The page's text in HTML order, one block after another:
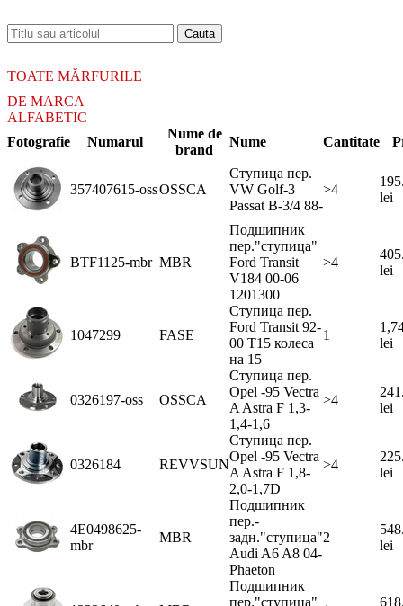
TOATE MĂRFURILE
DE MARCA
ALFABETIC
Fotografie
Numarul
Nume de
brand
Nume Cantitate
357407615-ossOSSCA
Ступица пер.
VW Golf-3
Passat В-3/4 88-
>4
lei
BTF1125-mbr MBR
Подшипник
пер."ступица"
Ford Transit
V184 00-06
1201300
>4
lei
1047299 FASE
Ступица пер.
Ford Transit 92-
00 T15 колеса
на 15
1
lei
0326197-oss OSSCA
Ступица пер.
Opel -95 Vectra
A Astra F 1,3-
1,4-1,6
>4
lei
0326184 REVVSUN
Ступица пер.
Opel -95 Vectra
A Astra F 1,8-
2,0-1,7D
>4
lei
4E0498625-
mbr
MBR
Подшипник
пер.-
задн."ступица"
Audi A6 A8 04-
Phaeton
2
lei
Подшипник
пер."ступица"